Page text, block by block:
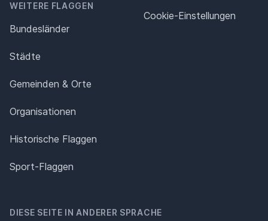
WEITERE FLAGGEN
Bundesländer
Städte
Gemeinden & Orte
Organisationen
Historische Flaggen
Sport-Flaggen
Cookie-Einstellungen
DIESE SEITE IN ANDERER SPRACHE